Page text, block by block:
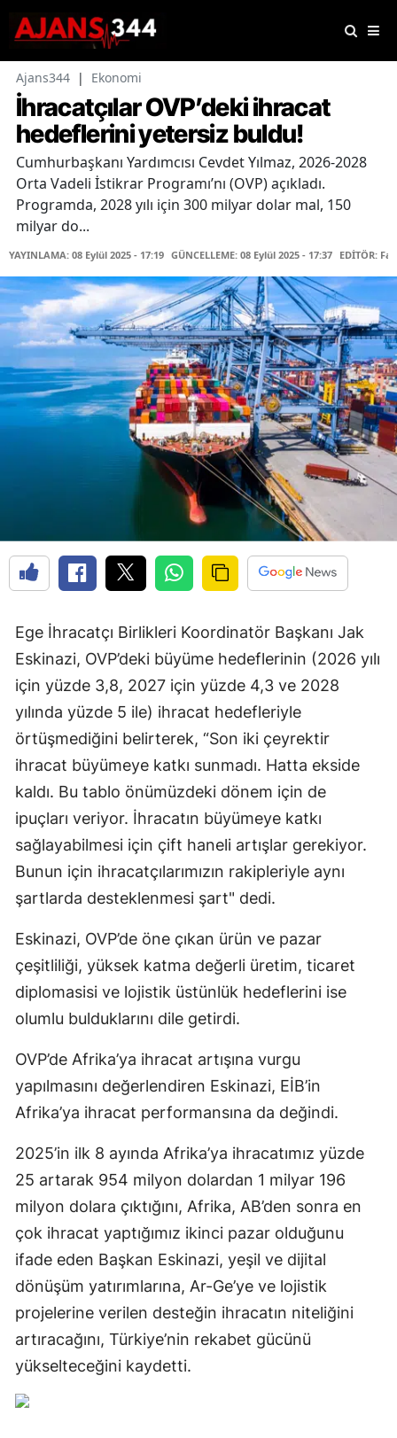
Ajans344 | Ekonomi
İhracatçılar OVP’deki ihracat
hedeflerini yetersiz buldu!
Cumhurbaşkanı Yardımcısı Cevdet Yılmaz, 2026-2028
Orta Vadeli İstikrar Programı’nı (OVP) açıkladı.
Programda, 2028 yılı için 300 milyar dolar mal, 150
milyar do...
YAYINLAMA: 08 Eylül 2025 - 17:19 GÜNCELLEME: 08 Eylül 2025 - 17:37 EDİTÖR:
Ege İhracatçı Birlikleri Koordinatör Başkanı Jak
Eskinazi, OVP’deki büyüme hedeflerinin (2026 yılı
için yüzde 3,8, 2027 için yüzde 4,3 ve 2028
yılında yüzde 5 ile) ihracat hedefleriyle
örtüşmediğini belirterek, “Son iki çeyrektir
ihracat büyümeye katkı sunmadı. Hatta ekside
kaldı. Bu tablo önümüzdeki dönem için de
ipuçları veriyor. İhracatın büyümeye katkı
sağlayabilmesi için çift haneli artışlar gerekiyor.
Bunun için ihracatçılarımızın rakipleriyle aynı
şartlarda desteklenmesi şart" dedi.
Eskinazi, OVP’de öne çıkan ürün ve pazar
çeşitliliği, yüksek katma değerli üretim, ticaret
diplomasisi ve lojistik üstünlük hedeflerini ise
olumlu bulduklarını dile getirdi.
OVP’de Afrika’ya ihracat artışına vurgu
yapılmasını değerlendiren Eskinazi, EİB’in
Afrika’ya ihracat performansına da değindi.
2025’in ilk 8 ayında Afrika’ya ihracatımız yüzde
25 artarak 954 milyon dolardan 1 milyar 196
milyon dolara çıktığını, Afrika, AB’den sonra en
çok ihracat yaptığımız ikinci pazar olduğunu
ifade eden Başkan Eskinazi, yeşil ve dijital
dönüşüm yatırımlarına, Ar-Ge’ye ve lojistik
projelerine verilen desteğin ihracatın niteliğini
artıracağını, Türkiye’nin rekabet gücünü
yükselteceğini kaydetti.